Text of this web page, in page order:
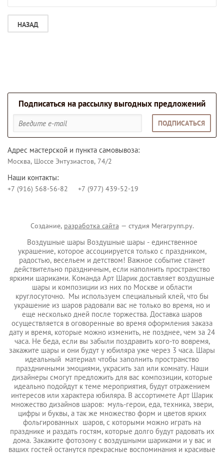
НАЗАД
Подписаться на рассылку выгодных предложений
ПОДПИСАТЬСЯ
Адрес мастерской и пункта самовывоза:
Москва, Шоссе Энтузиастов, 74/2
Наши контакты:
+7 (916) 568-56-82 +7 (977) 439-52-19
Создание, разработка сайта — студия Мегагрупп.ру.
Воздушные шары Воздушные шары - единственное
украшение, которое ассоциируется только с праздником,
радостью, весельем и детством! Важное событие станет
действительно праздничным, если наполнить пространство
яркими шариками. Команда Арт Шарик доставляет воздушные
шары и композиции из них по Москве и области
круглосуточно. Мы используем специальный клей, что бы
украшение из шаров радовали вас не только во время, но и
еще несколько дней после торжества. Доставка шаров
осуществляется в оговоренные во время оформления заказа
дату и время, которые можно изменить, не позднее, чем за 24
часа. Не беда, если вы забыли поздравить кого-то вовремя,
закажите шары и они будут у юбиляра уже через 3 часа. Шары
идеальный материал чтобы заполнить пространство
праздничными эмоциями, украсить зал или комнату. Наши
дизайнеры смогут предложить для вас композиции, которые
идеально подойдут к теме мероприятия, будут отражением
интересов или характера юбиляра. В ассортимете Арт Шарик
множество дизайнов шаров: муль-герои, еда, техника, звери,
цифры и буквы, а так же множество форм и цветов ярких
фольгированных шаров, с которыми можно играть на
празднике и раздать гостям, которые долго будут радовать их
дома. Закажите фотозону с воздушными шариками и у вас и
ваших гостей останутся прекрасные воспоминания и красивые